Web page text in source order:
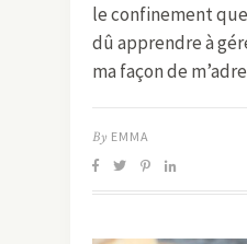
le confinement
dû apprendre à
ma façon de
By EMMA